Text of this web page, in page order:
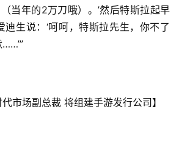
当年的2万刀哦）。’然后特斯拉起早
生说：‘呵呵，特斯拉先生，你不了
代市场副总裁 将组建手游发行公司】